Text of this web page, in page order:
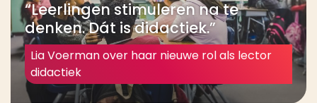
“Leerlingen stimuleren na te
denken. Dát is didactiek.”
Lia Voerman over haar nieuwe rol als lector
didactiek